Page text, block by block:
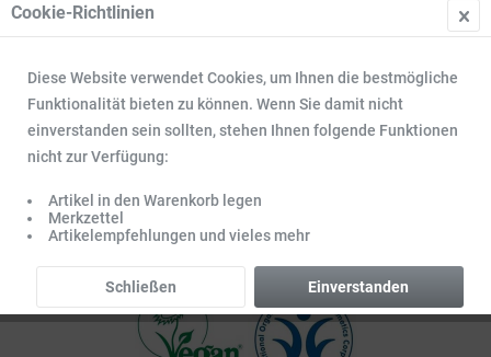
Cookie-Richtlinien
Diese Website verwendet Cookies, um Ihnen die bestmögliche
Funktionalität bieten zu können. Wenn Sie damit nicht
einverstanden sein sollten, stehen Ihnen folgende Funktionen
nicht zur Verfügung:
Artikel in den Warenkorb legen
Merkzettel
Artikelempfehlungen und vieles mehr
Einverstanden
Schließen